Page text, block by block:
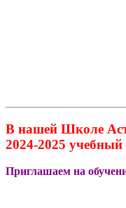
В нашей Школе
2024-2025 учебный
Приглашаем на